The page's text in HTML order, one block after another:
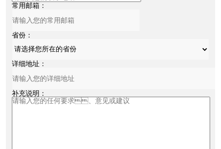
常用邮箱：
省份：
详细地址：
补充说明：